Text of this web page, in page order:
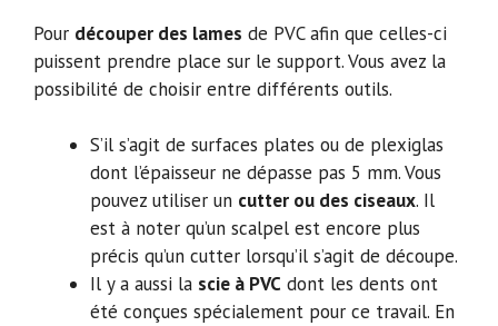
Pour découper des lames de PVC afin que celles-ci
puissent prendre place sur le support. Vous avez la
possibilité de choisir entre différents outils.
S’il s’agit de surfaces plates ou de plexiglas
dont l’épaisseur ne dépasse pas 5 mm. Vous
pouvez utiliser un cutter ou des ciseaux. Il
est à noter qu’un scalpel est encore plus
précis qu’un cutter lorsqu’il s’agit de découpe.
Il y a aussi la scie à PVC dont les dents ont
été conçues spécialement pour ce travail. En